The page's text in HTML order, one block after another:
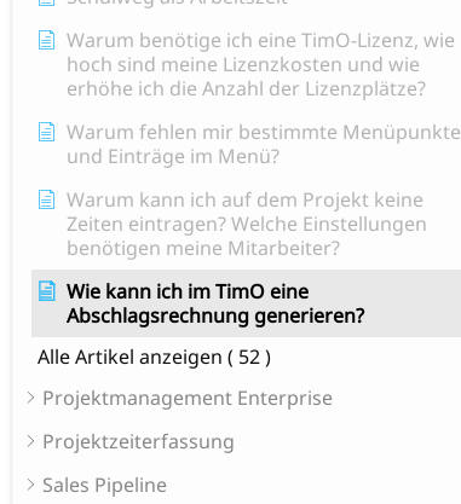
Warum benötige ich eine TimO-Lizenz, wie
hoch sind meine Lizenzkosten und wie
erhöhe ich die Anzahl der Lizenzplätze?
Warum fehlen mir bestimmte Menüpunkte
und Einträge im Menü?
Warum kann ich auf dem Projekt keine
Zeiten eintragen? Welche Einstellungen
benötigen meine Mitarbeiter?
Wie kann ich im TimO eine
Abschlagsrechnung generieren?
Alle Artikel anzeigen ( 52 )
Projektmanagement Enterprise
Projektzeiterfassung
Sales Pipeline